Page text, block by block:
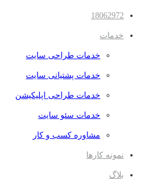
18062972
خدمات
خدمات طراحی سایت
خدمات پشتیانی سایت
خدمات طراحی اپلیکیشن
خدمات سئو سایت
مشاوره کسب و کار
نمونه کارها
بلاگ